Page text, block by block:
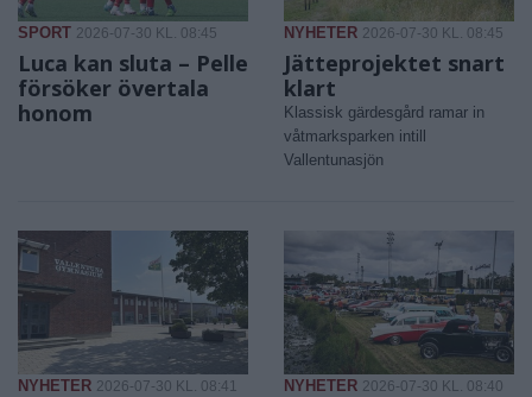
SPORT 2026-07-30 KL. 08:45
Luca kan sluta – Pelle
försöker övertala
honom
NYHETER 2026-07-30 KL. 08:45
Jätteprojektet snart
klart
Klassisk gärdesgård ramar in
våtmarksparken intill
Vallentunasjön
NYHETER 2026-07-30 KL. 08:41 NYHETER 2026-07-30 KL. 08:40